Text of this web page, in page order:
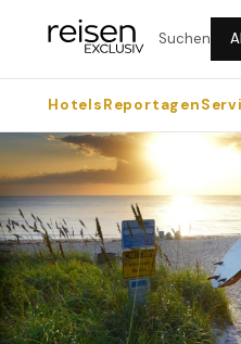
Suchen
HotelsReportagen